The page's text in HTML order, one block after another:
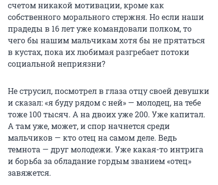
счетом никакой мотивации, кроме как
собственного морального стержня. Но если наши
прадеды в 16 лет уже командовали полком, то
чего бы нашим мальчикам хотя бы не прятаться
в кустах, пока их любимая разгребает потоки
социальной неприязни?
Не струсил, посмотрел в глаза отцу своей девушки
и сказал: «я буду рядом с ней» — молодец, на тебе
тоже 100 тысяч. А на двоих уже 200. Уже капитал.
А там уже, может, и спор начнется среди
мальчиков — кто отец на самом деле. Ведь
темнота — друг молодежи. Уже какая-то интрига
и борьба за обладание гордым званием «отец»
завяжется.